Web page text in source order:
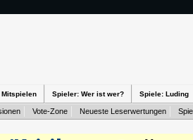
Mitspielen Spieler: Wer ist wer? Spiele: Luding
Vote-Zone Neueste Leserwertungen